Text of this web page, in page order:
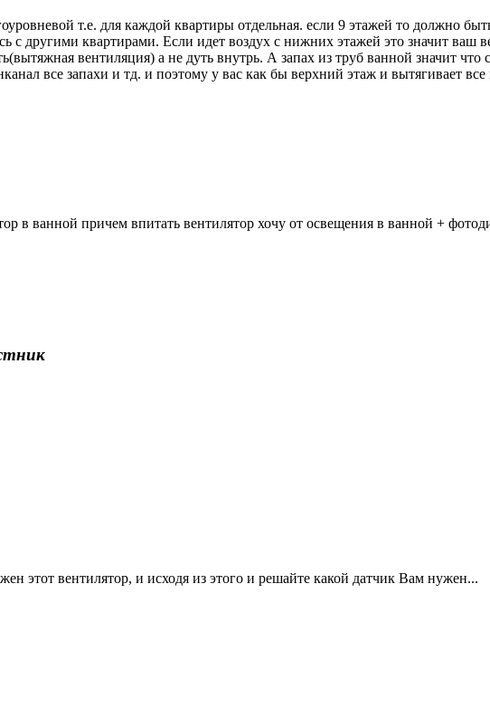
т.е. для каждой квартиры отдельная. если 9 этажей то должно
с другими квартирами. Если идет воздух с нижних этажей это значит ваш
вентиляция) а не дуть внутрь. А запах из труб ванной значит
все запахи и тд. и поэтому у вас как бы верхний этаж и вытягивает
в ванной причем впитать вентилятор хочу от освещения в ванной +
этот вентилятор, и исходя из этого и решайте какой датчик Вам нужен...